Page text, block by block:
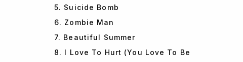
5. Suicide Bomb
6. Zombie Man
7. Beautiful Summer
8. I Love To Hurt (You Love To Be